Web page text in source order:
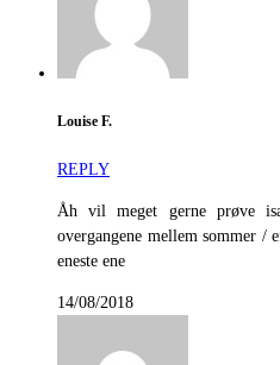
Louise F.
REPLY
Åh vil meget gerne prøve
overgangene mellem sommer /
eneste ene
14/08/2018